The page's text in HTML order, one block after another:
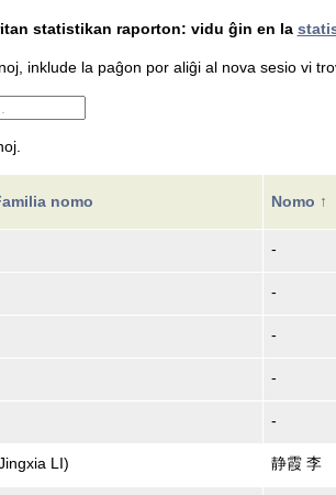
statistikan raporton: vidu ĝin en la
inklude la paĝon por aliĝi al nova sesio vi
nomo Nomo ↑
-
-
-
-
-
LI) 静霞 李